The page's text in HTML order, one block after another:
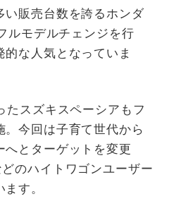
い販売台数を誇るホンダ
ルモデルチェンジを行
な人気となっていま
たスズキスペーシアもフ
今回は子育て世代から
とターゲットを変更
のハイトワゴンユーザー
す。